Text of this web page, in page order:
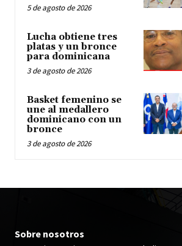
5 de agosto de 2026
Lucha obtiene tres
platas y un bronce
para dominicana
3 de agosto de 2026
Basket femenino se
une al medallero
dominicano con un
bronce
3 de agosto de 2026
Sobre nosotros